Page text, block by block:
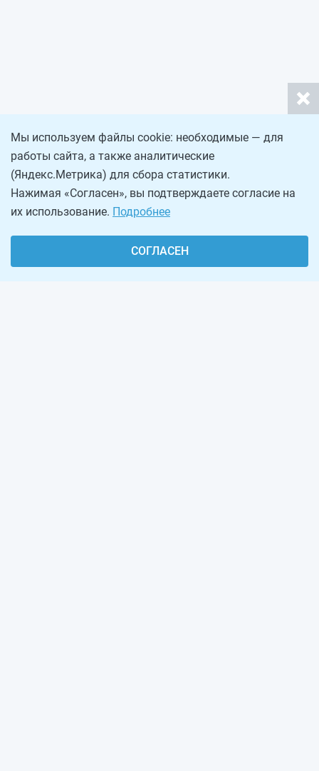
Мы используем файлы cookie: необходимые — для
работы сайта, а также аналитические
(Яндекс.Метрика) для сбора статистики.
Нажимая «Согласен», вы подтверждаете согласие на
их использование. Подробнее
СОГЛАСЕН